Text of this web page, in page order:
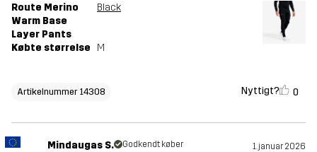
Route Merino
Warm Base
Layer Pants
Black
Købte størrelse M
Artikelnummer 14308 Nyttigt? 0
Mindaugas S. Godkendt køber 1. januar 2026